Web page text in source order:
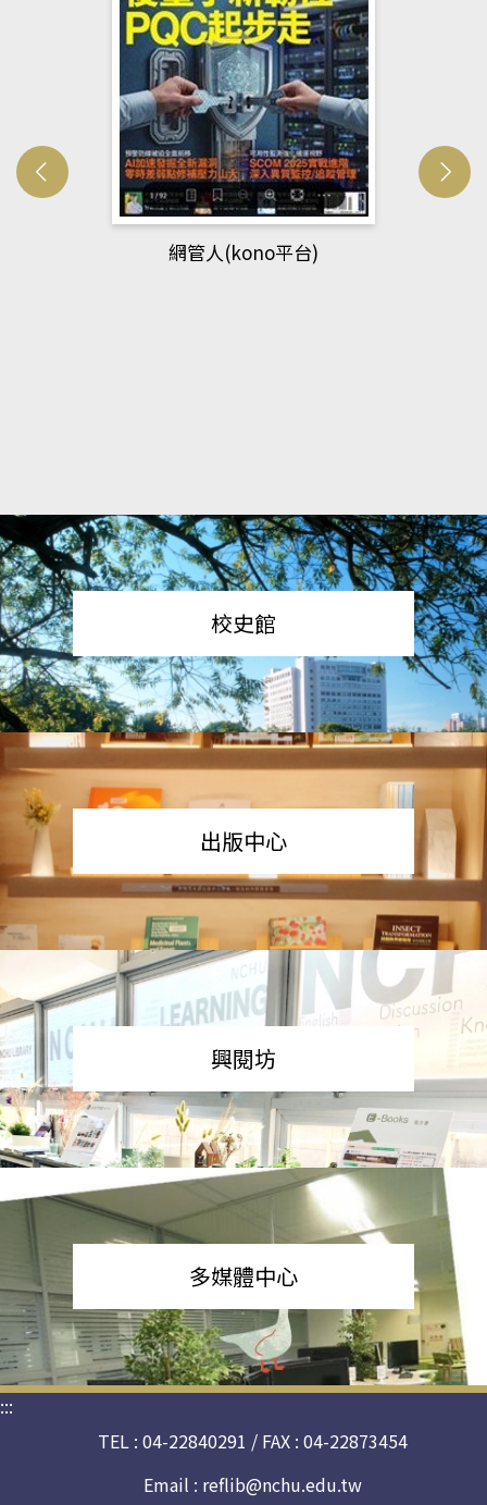
網管人(kono平台)
校史館
出版中心
興閱坊
多媒體中心
:::
TEL : 04-22840291 / FAX : 04-22873454
Email : reflib@nchu.edu.tw